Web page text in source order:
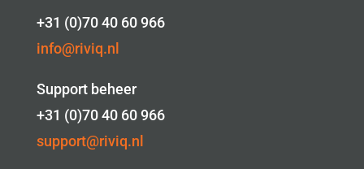
+31 (0)70 40 60 966
info@riviq.nl
Support beheer
+31 (0)70 40 60 966
support@riviq.nl